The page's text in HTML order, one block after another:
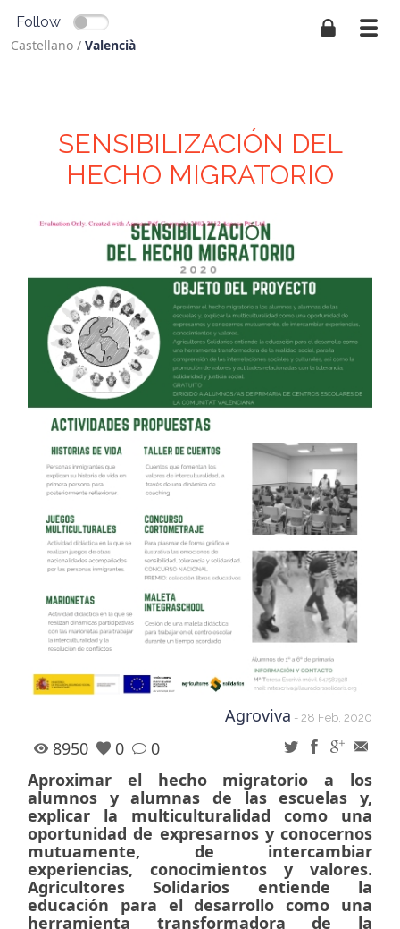
Follow
Castellano / Valencià
SENSIBILIZACIÓN DEL
HECHO MIGRATORIO
Agroviva - 28 Feb, 2020
8950 0
0
Aproximar el hecho migratorio a los
alumnos y alumnas de las escuelas y,
explicar la multiculturalidad como una
oportunidad de expresarnos y conocernos
mutuamente, de intercambiar
experiencias, conocimientos y valores.
Agricultores Solidarios entiende la
educación para el desarrollo como una
herramienta transformadora de la